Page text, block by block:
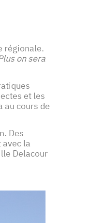
régionale.
on sera
et les
au cours de
Des
la
Delacour